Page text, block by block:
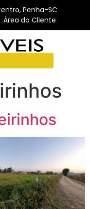
Penha-SC
Área do Cliente